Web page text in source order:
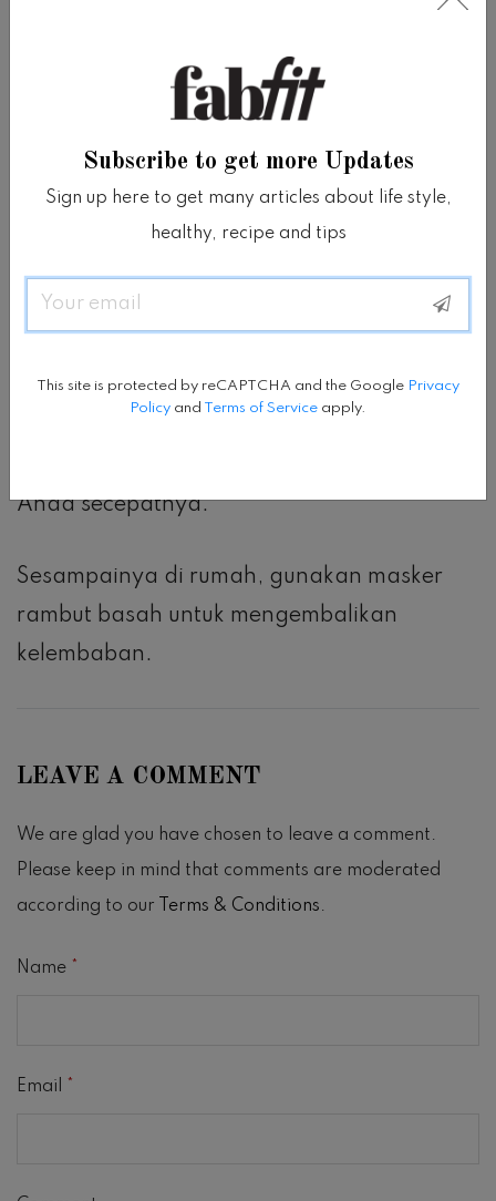
Oleskan lotion ke tangan lalu pijatkan pada
BERENANG DI LAUT
Meskipun semprotan berbahan garam laut
dapat membuat rambut menjadi kering.
Anda secepatnya.
Sesampainya di rumah, gunakan masker
rambut basah untuk mengembalikan
kelembaban.
LEAVE A COMMENT
We are glad you have chosen to leave a comment.
Please keep in mind that comments are moderated
according to our Terms & Conditions.
Name
Email
Subscribe to get more Updates
Sign up here to get many articles about life style,
healthy, recipe and tips
Email
This site is protected by reCAPTCHA and the Google Privacy
Policy and Terms of Service apply.